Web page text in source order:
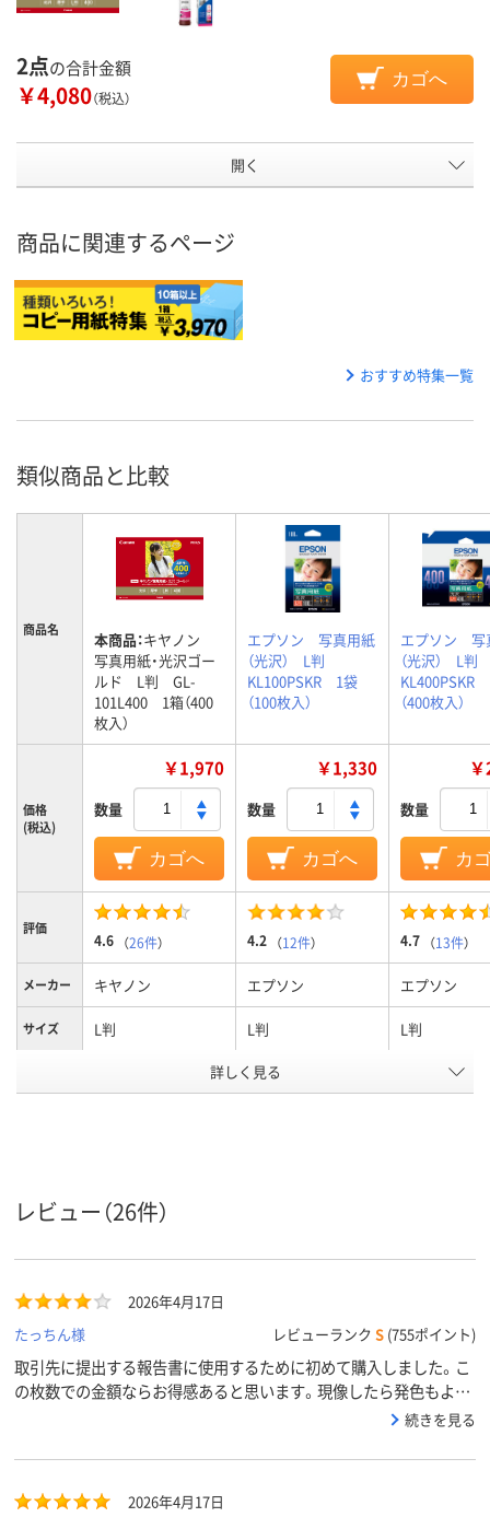
2点の合計金額
￥4,080（税込）
カゴへ
開く
商品に関連するページ
おすすめ特集一覧
類似商品と比較
商品名 本商品：キヤノン
写真用紙・光沢ゴー
ルド L判 GL-
101L400 1箱（400
枚入）
エプソン 写真用紙
（光沢） L判
KL100PSKR 1袋
（100枚入）
エプソン 写
（光沢） L
KL400PSKR
（400枚入）
価格
(税込)
￥1,970
数量
カゴへ
￥1,330
数量
カゴへ
数量
カ
評価
4.6 （26件） 4.2 （12件） 4.7 （13件）
メーカー キヤノン エプソン エプソン
サイズ L判 L判 L判
印画紙タイプ 印画紙タイプ
商品環境
スコア
詳しく見る
レビュー（26件）
2026年4月17日
たっちん様
レビューランク S (755ポイント)
取引先に提出する報告書に使用するために初めて購入しました。こ
の枚数での金額ならお得感あると思います。現像したら発色もよか
続きを見る
2026年4月17日